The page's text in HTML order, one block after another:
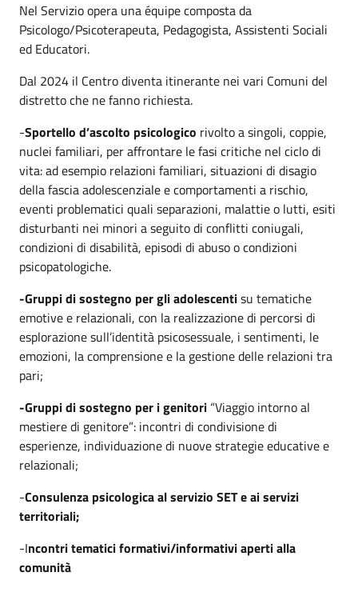
Nel Servizio opera una équipe composta da
Psicologo/Psicoterapeuta, Pedagogista, Assistenti Sociali
ed Educatori.
Dal 2024 il Centro diventa itinerante nei vari Comuni del
distretto che ne fanno richiesta.
-Sportello d’ascolto psicologico rivolto a singoli, coppie,
nuclei familiari, per affrontare le fasi critiche nel ciclo di
vita: ad esempio relazioni familiari, situazioni di disagio
della fascia adolescenziale e comportamenti a rischio,
eventi problematici quali separazioni, malattie o lutti, esiti
disturbanti nei minori a seguito di conflitti coniugali,
condizioni di disabilità, episodi di abuso o condizioni
psicopatologiche.
-Gruppi di sostegno per gli adolescentisu tematiche
emotive e relazionali, con la realizzazione di percorsi di
esplorazione sull’identità psicosessuale, i sentimenti, le
emozioni, la comprensione e la gestione delle relazioni tra
pari;
-Gruppi di sostegno per i genitori “Viaggio intorno al
mestiere di genitore”: incontri di condivisione di
esperienze, individuazione di nuove strategie educative e
relazionali;
-Consulenza psicologica al servizio SET e ai servizi
territoriali;
-Incontri tematici formativi/informativi aperti alla
comunità